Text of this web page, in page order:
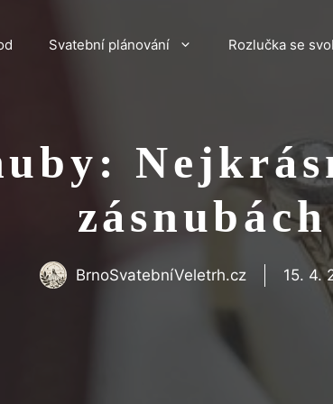
Svatební plánování Rozlučka se
zásnubách
BrnoSvatebníVeletrh.cz 15. 4.